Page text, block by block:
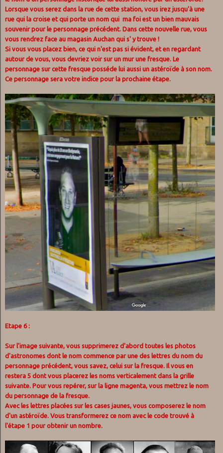
Lorsque vous serez dans la rue de cette station, vous irez jusqu'à une
rue qui la croise et qui porte un nom qui ma foi est un bien mauvais
souvenir pour le personnage précédent. Dans cette nouvelle rue, vous
vous rendrez face au magasin Auchan qui s' y trouve !
Si vous vous placez bien, ce qui n'est pas si évident, et en regardant
autour de vous, vous devriez voir sur un mur une fresque. Le
personnage sur cette fresque posséde lui aussi un astéroïde à son nom.
Ce personnage sera votre indice pour la prochaine étape.
Etape 6 :
Sur l'image suivante, vous supprimerez d'abord toutes les photos
d'astronomes dont le nom commence par une des lettres du nom du
personnage précédent, vous savez, celui sur la fresque. Il vous en
restera 5 dont vous placerez les noms verticalement dans la grille
suivante. Pour vous repérer, sur la ligne magenta, vous mettrez le nom
du personnage de la fresque.
Avec les lettres placées sur les cases jaunes, vous composerez le nom
d'un astéroïde. Vous transformerez ce nom avec le code trouvé à
l'étape 1 pour obtenir un nombre.